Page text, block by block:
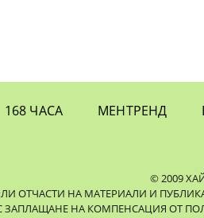
168 ЧАСА МЕНТРЕНД
© 2009
ОТЧАСТИ НА МАТЕРИАЛИ И
ЗАПЛАЩАНЕ НА КОМПЕНСАЦИЯ ОТ